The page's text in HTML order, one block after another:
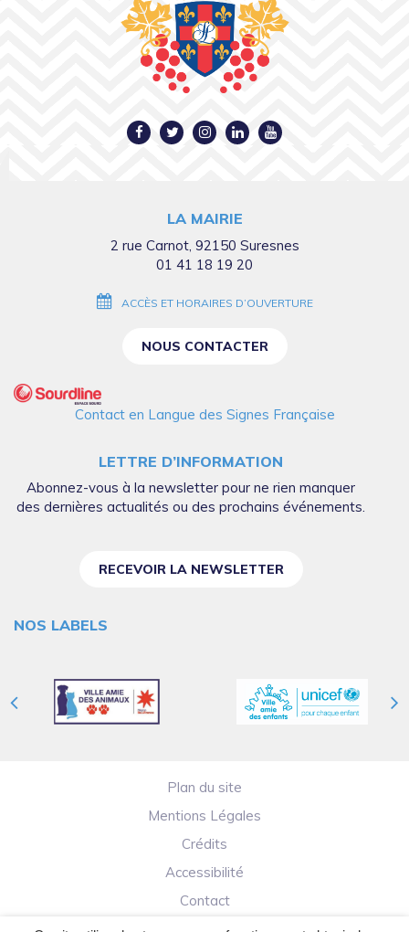
Facebook
TwitterInstagram
Linkedin
LA MAIRIE
2 rue Carnot, 92150 Suresnes
01 41 18 19 20
ACCÈS ET HORAIRES D’OUVERTURE
NOUS CONTACTER
Contact en Langue des Signes Française
LETTRE D’INFORMATION
Abonnez-vous à la newsletter pour ne rien manquer
des dernières actualités ou des prochains événements.
RECEVOIR LA NEWSLETTER
NOS LABELS
Plan du site
Mentions Légales
Crédits
Accessibilité
Contact